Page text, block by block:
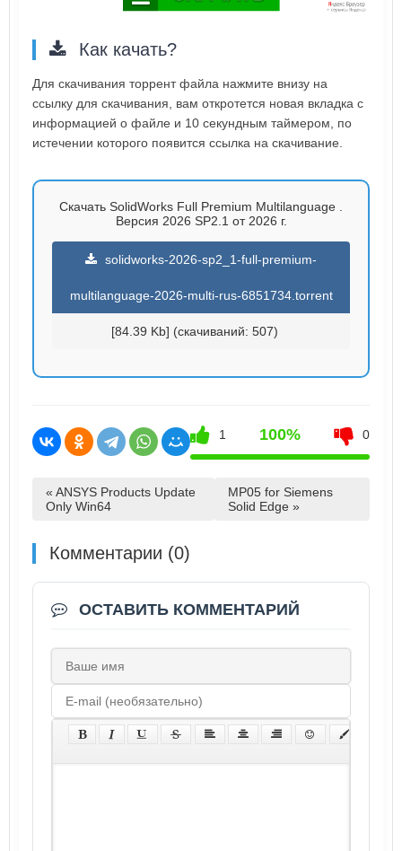
Как качать?
Для скачивания торрент файла нажмите внизу на
ссылку для скачивания, вам откротется новая вкладка с
информацией о файле и 10 секундным таймером, по
истечении которого появится ссылка на скачивание.
Скачать SolidWorks Full Premium Multilanguage .
Версия 2026 SP2.1 от 2026 г.
solidworks-2026-sp2_1-full-premium-
multilanguage-2026-multi-rus-6851734.torrent
[84.39 Kb] (cкачиваний: 507)
1 100% 0
« ANSYS Products Update
Only Win64
MP05 for Siemens
Solid Edge »
Комментарии (0)
ОСТАВИТЬ КОММЕНТАРИЙ